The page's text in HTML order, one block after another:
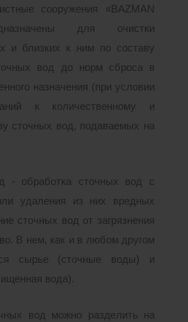
сооружения «BAZMAN
для очистки
и близких к ним по составу
вод до норм сброса в
назначения (при условии
к количественному и
сточных вод, подаваемых на
- обработка сточных вод с
удаления из них вредных
сточных вод от загрязнения
В нем, как и в любом другом
сырье (сточные воды) и
вода).
вод можно разделить на